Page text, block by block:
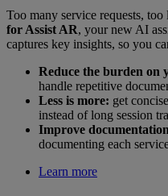
Too many service requests,
for Assist AR, your new AI
captures key insights, so you
Reduce the burden on
handle repetitive
Less is more: get
instead of long session
Improve
documenting each
Learn more